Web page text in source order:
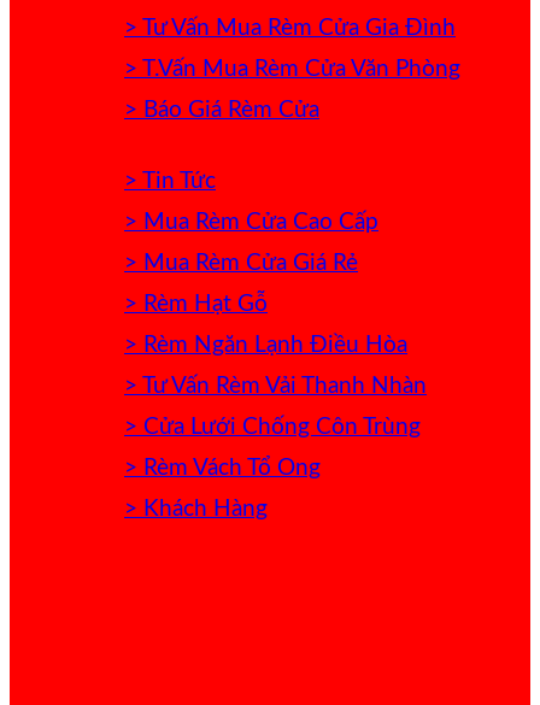
> Tư Vấn Mua Rèm Cửa Gia Đình
> T.Vấn Mua Rèm Cửa Văn Phòng
> Báo Giá Rèm Cửa
> Tin Tức
> Mua Rèm Cửa Cao Cấp
> Mua Rèm Cửa Giá Rẻ
> Rèm Hạt Gỗ
> Rèm Ngăn Lạnh Điều Hòa
> Tư Vấn Rèm Vải Thanh Nhàn
> Cửa Lưới Chống Côn Trùng
> Rèm Vách Tổ Ong
> Khách Hàng